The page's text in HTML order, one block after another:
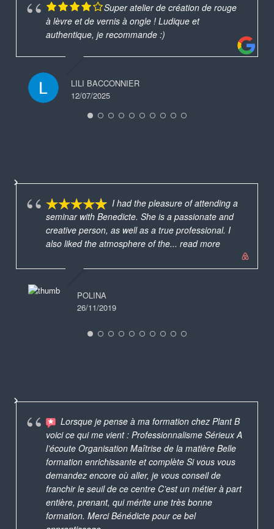
Super atelier de création de rouge
à lèvre et de vernis à ongle ! Ludique et
authentique, je recommande :)
LILI BACCONNIER
12/07/2025
I had the pleasure of attending a
seminar with Benedicte. She is a passionate and
creative person, as well as a true professional. I
also liked the atmosphere of the... read more
POLINA
26/11/2019
Lorsque je pense à ma formation chez Plant B
voici ce qui me vient : Professionnalisme Sérieux A
l’écoute Organisation Maîtrise de la matière Belle
formation enrichissante et complète Si vous vous
demandez encore où aller, je vous conseil de
franchir le seuil de ce centre C’est un métier à part
entière, prenant, qui mérite une très bonne
formation. Merci Bénédicte pour ce bel